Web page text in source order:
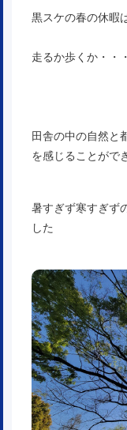
黒スケの春の休暇
走るか歩くか・・
田舎の中の自然と
を感じることがで
暑すぎず寒すぎず
した